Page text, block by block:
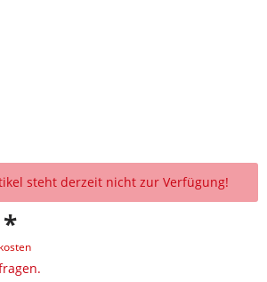
steht derzeit nicht zur Verfügung!
*